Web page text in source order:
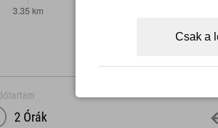
2 Órák
Csak a